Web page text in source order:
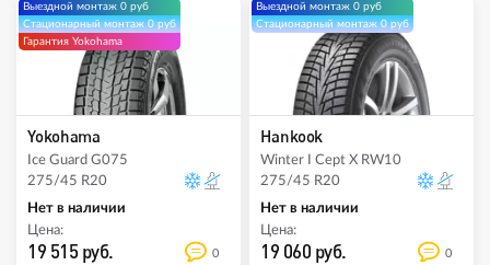
Выездной монтаж 0 руб
Стационарный монтаж 0 руб
Гарантия Yokohama
Yokohama
Ice Guard G075
275/45 R20
Нет в наличии
Цена:
19 515 руб. 0
Выездной монтаж 0 руб
Стационарный монтаж 0 руб
Hankook
Winter I Cept X RW10
275/45 R20
Нет в наличии
Цена:
19 060 руб. 0